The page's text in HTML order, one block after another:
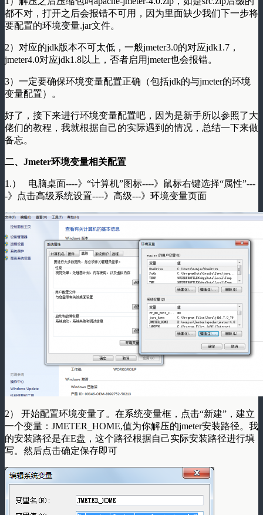
都不对，打开之后会报错不可用，因为里面缺少我们下一步将
要配置的环境变量.jar文件。
2）对应的jdk版本不可太低，一般jmeter3.0的对应jdk1.7，
jmeter4.0对应jdk1.8以上，否者启用jmeter也会报错。
3）一定要确保环境变量配置正确（包括jdk的与jmeter的环境
变量配置）。
好了，接下来进行环境变量配置吧，因为是新手所以参照了大
佬们的教程，我就根据自己的实际遇到的情况，总结一下来做
备忘。
二、Jmeter环境变量相关配置
1.） 电脑桌面----》“计算机”图标----》鼠标右键选择“属性”---
-》点击高级系统设置----》高级---》环境变量页面
2） 开始配置环境变量了。在系统变量框，点击“新建”，建立
一个变量：JMETER_HOME,值为你解压的jmeter安装路径。我
的安装路径是在E盘，这个路径根据自己实际安装路径进行填
写。然后点击确定保存即可